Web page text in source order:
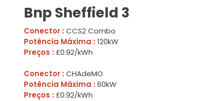
Bnp Sheffield 3
Conector : CCS2 Combo
Potência Máxima : 120kW
Preços : £0.92/kWh
Conector : CHAdeMO
Potência Máxima : 60kW
Preços : £0.92/kWh